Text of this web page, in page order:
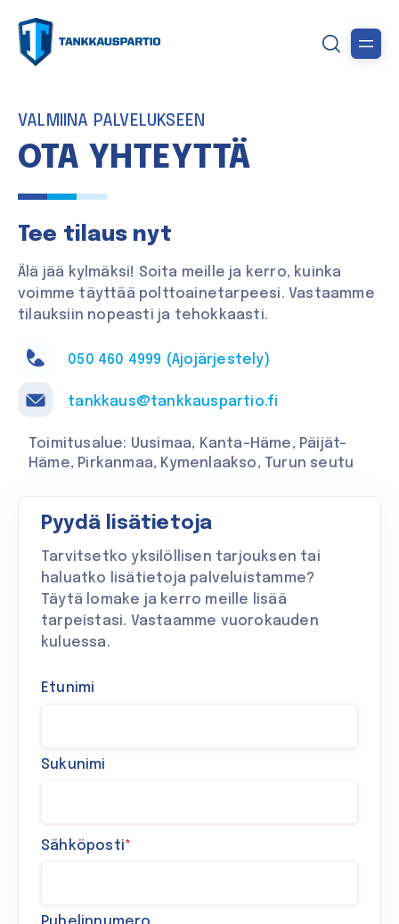
VALMIINA PALVELUKSEEN
OTA YHTEYTTÄ
Tee tilaus nyt
Älä jää kylmäksi! Soita meille ja kerro, kuinka
voimme täyttää polttoainetarpeesi. Vastaamme
tilauksiin nopeasti ja tehokkaasti.
050 460 4999 (Ajojärjestely)
tankkaus@tankkauspartio.fi
Toimitusalue: Uusimaa, Kanta-Häme, Päijät-
Häme, Pirkanmaa, Kymenlaakso, Turun seutu
Pyydä lisätietoja
Tarvitsetko yksilöllisen tarjouksen tai
haluatko lisätietoja palveluistamme?
Täytä lomake ja kerro meille lisää
tarpeistasi. Vastaamme vuorokauden
kuluessa.
Etunimi
Sukunimi
Sähköposti*